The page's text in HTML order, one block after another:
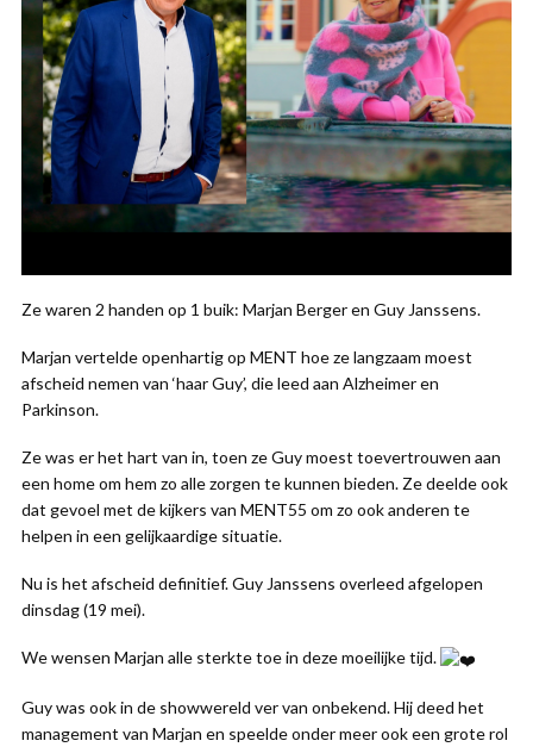
Ze waren 2 handen op 1 buik: Marjan Berger en Guy Janssens.
Marjan vertelde openhartig op MENT hoe ze langzaam moest
afscheid nemen van ‘haar Guy’, die leed aan Alzheimer en
Parkinson.
Ze was er het hart van in, toen ze Guy moest toevertrouwen aan
een home om hem zo alle zorgen te kunnen bieden. Ze deelde ook
dat gevoel met de kijkers van MENT55 om zo ook anderen te
helpen in een gelijkaardige situatie.
Nu is het afscheid definitief. Guy Janssens overleed afgelopen
dinsdag (19 mei).
We wensen Marjan alle sterkte toe in deze moeilijke tijd.
Guy was ook in de showwereld ver van onbekend. Hij deed het
management van Marjan en speelde onder meer ook een grote rol